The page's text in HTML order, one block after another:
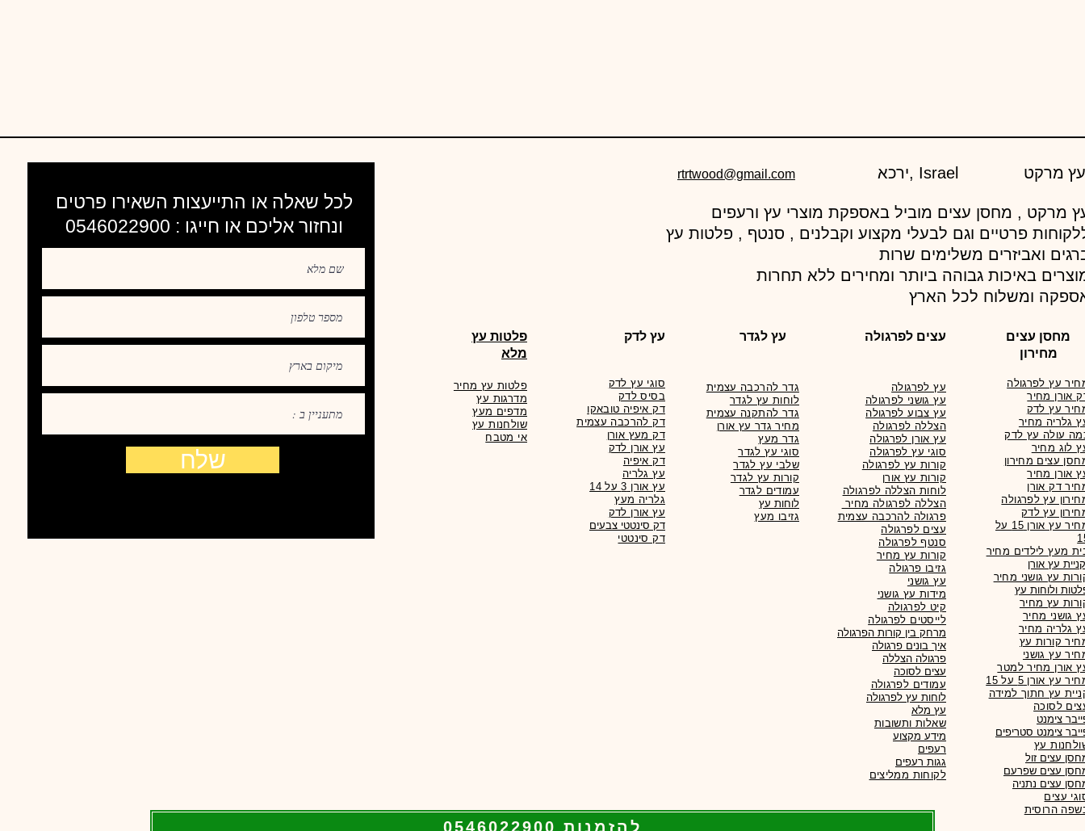
להזמנות 0546022900
לכל שאלה או התייעצות השאירו פרטים
ונחזור אליכם או חייגו : 0546022900
שלח
rtrtwood@gmail.com ירכא, Israel
פרטיים וגם לבעלי מקצוע וקבלנים , סנטף , פלטות עץ
ואביזרים משלימים שרות
באיכות גבוהה ביותר ומחירים ללא תחרות
ומשלוח לכל הארץ
פלטות עץ
מלא
פלטות עץ מחיר
מדרגות עץ
מדפים מעץ
שולחנות עץ
אי מטבח
עץ לדק
סוגי עץ לדק
בסיס לדק
דק איפיה טובאקו
דק להרכבה עצמית
דק מעץ אורן
עץ אורן לדק
דק איפיה
עץ גלריה
עץ אורן 3 על 14
גלריה מעץ
עץ אורן לדק
דק סינטטי צבעים
עץ לגדר
גדר להרכבה עצמית
לוחות עץ לגדר
גדר להתקנה עצמית
מחיר גדר עץ אורן
גדר מעץ
סוגי עץ לגדר
שלבי עץ לגדר
קורות עץ לגדר
עמודים לגדר
לוחות עץ
גזיבו מעץ
עצים לפרגולה
עץ לפרגולה
עץ גושני לפרגולה
עץ צבוע לפרגולה
הצללה לפרגולה
עץ אורן לפרגולה
סוגי עץ לפרגולה
קורות עץ לפרגולה
קורות עץ אורן
לוחות הצללה לפרגולה
הצללה לפרגולה מחיר
פרגולה להרכבה עצמית
עצים לפרגולה
סנטף לפרגולה
קורות עץ מחיר
גזיבו פרגולה
עץ גושני
מידות עץ גושני
קיט לפרגולה
לייסטים לפרגולה
מרחק בין קורות הפרגולה
איך בונים פרגולה
פרגולה הצללה
עצים לסוכה
עמודים לפרגולה
לוחות עץ לפרגולה
עץ מלא
שאלות ותשובות
מידע מקצוע
רעפים
גגות רעפים
לקוחות ממליצים
מחסן עצים
מחירון
עץ לפרגולה
אורן מחיר
עץ לדק
גלריה מחיר
עולה עץ לדק
לוג מחיר
עצים מחירון
אורן מחיר
דק אורן
עץ לפרגולה
עץ לדק
מחיר עץ אורן 15 על
מעץ לילדים מחיר
עץ גושני מחיר
ולוחות עץ
עץ מחיר
גושני מחיר
גלריה מחיר
קורות עץ
עץ גושני
אורן מחיר למטר
עץ אורן 5 על 15
עץ חתוך למידה
לסוכה
צימנט
צימנט סטריפים
עץ
עצים זול
עצים שפרעם
עצים נתניה
עצים
הרוסית